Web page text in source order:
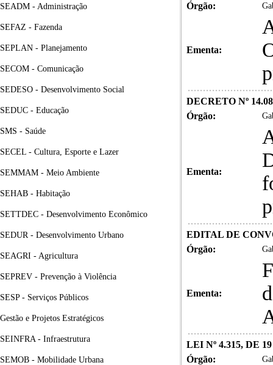
SEADM - Administração
SEFAZ - Fazenda
SEPLAN - Planejamento
SECOM - Comunicação
SEDESO - Desenvolvimento Social
SEDUC - Educação
SMS - Saúde
SECEL - Cultura, Esporte e Lazer
SEMMAM - Meio Ambiente
SEHAB - Habitação
SETTDEC - Desenvolvimento Econômico
SEDUR - Desenvolvimento Urbano
SEAGRI - Agricultura
SEPREV - Prevenção à Violência
SESP - Serviços Públicos
Gestão e Projetos Estratégicos
SEINFRA - Infraestrutura
SEMOB - Mobilidade Urbana
Órgão:
Ementa:
DECRETO Nº
Órgão:
Ementa:
EDITAL DE
Órgão:
Ementa:
LEI Nº 4.315, DE
Órgão: